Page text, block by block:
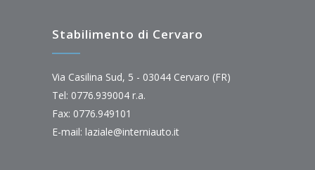
Stabilimento di Cervaro
Via Casilina Sud, 5 - 03044 Cervaro (FR)
Tel: 0776.939004 r.a.
Fax: 0776.949101
E-mail: laziale@interniauto.it